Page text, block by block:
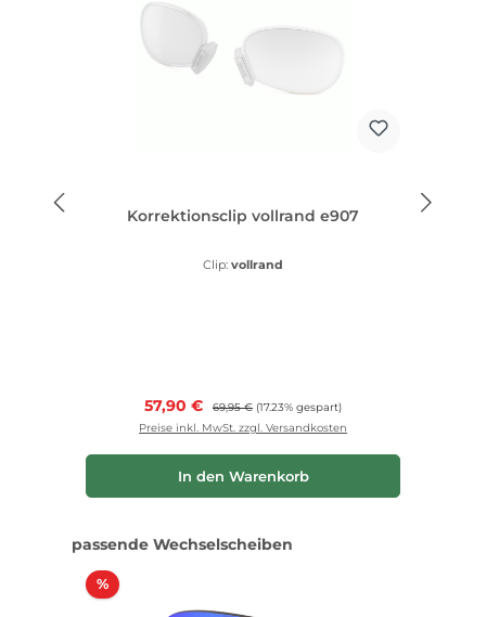
Korrektionsclip vollrand e907
Clip: vollrand
Verkaufspreis:
57,90 € Regulärer Preis:
69,95 € (17.23% gespart)
Preise inkl. MwSt. zzgl. Versandkosten
In den Warenkorb
Produktgalerie überspringen
passende Wechselscheiben
%Rabatt